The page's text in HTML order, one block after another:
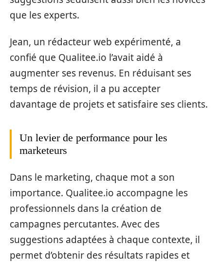
que les experts.
Jean, un rédacteur web expérimenté, a
confié que Qualitee.io l’avait aidé à
augmenter ses revenus. En réduisant ses
temps de révision, il a pu accepter
davantage de projets et satisfaire ses clients.
Un levier de performance pour les
marketeurs
Dans le marketing, chaque mot a son
importance. Qualitee.io accompagne les
professionnels dans la création de
campagnes percutantes. Avec des
suggestions adaptées à chaque contexte, il
permet d’obtenir des résultats rapides et